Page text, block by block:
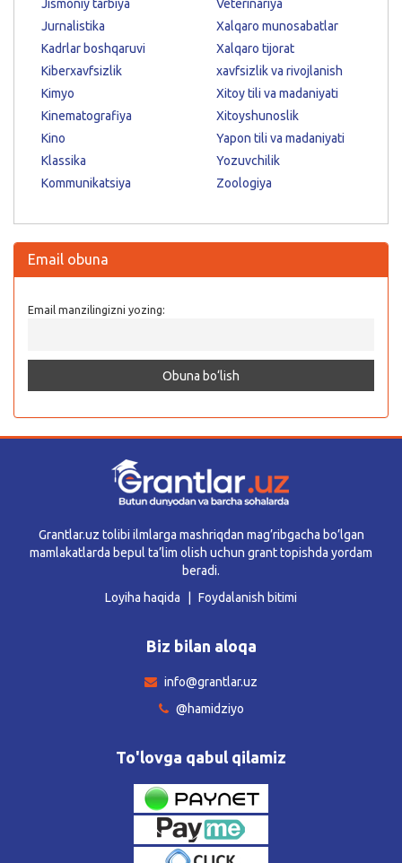
Jismoniy tarbiya
Jurnalistika
Kadrlar boshqaruvi
Kiberxavfsizlik
Kimyo
Kinematografiya
Kino
Klassika
Kommunikatsiya
Veterinariya
Xalqaro munosabatlar
Xalqaro tijorat
xavfsizlik va rivojlanish
Xitoy tili va madaniyati
Xitoyshunoslik
Yapon tili va madaniyati
Yozuvchilik
Zoologiya
Email obuna
Email manzilingizni yozing:
Grantlar.uz tolibi ilmlarga mashriqdan mag’ribgacha bo’lgan
mamlakatlarda bepul ta’lim olish uchun grant topishda yordam
beradi.
Loyiha haqida
Foydalanish bitimi
Biz bilan aloqa
info@grantlar.uz
@hamidziyo
To'lovga qabul qilamiz